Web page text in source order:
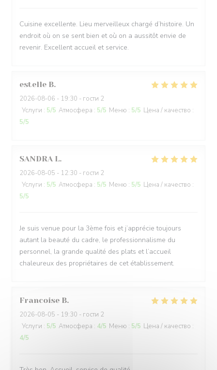
Cuisine excellente. Lieu merveilleux chargé d’histoire. Un
endroit où on se sent bien et où on a aussitôt envie de
revenir. Excellent accueil et service.
estelle B
2026-08-06 - 19:30 - гости 2
Услуги : 5/5 Атмосфера : 5/5 Меню : 5/5 Цена / качество :
5/5
SANDRA L
2026-08-05 - 12:30 - гости 2
Услуги : 5/5 Атмосфера : 5/5 Меню : 5/5 Цена / качество :
5/5
Je suis venue pour la 3ème fois et j’apprécie toujours
autant la beauté du cadre, le professionnalisme du
personnel, la grande qualité des plats et l’accueil
chaleureux des propriétaires de cet établissement.
Francoise B
2026-08-05 - 19:30 - гости 2
Услуги : 5/5 Атмосфера : 4/5 Меню : 5/5 Цена / качество :
4/5